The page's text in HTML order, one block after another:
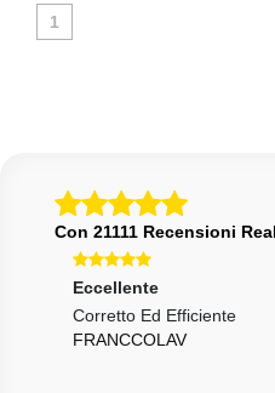
1
Con 21111 Recensioni
Eccellente
Corretto Ed Efficiente
FRANCCOLAV